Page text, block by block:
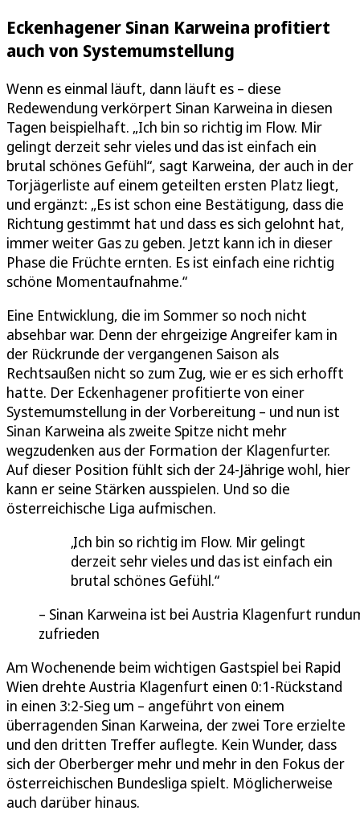
Eckenhagener Sinan Karweina profitiert
auch von Systemumstellung
Wenn es einmal läuft, dann läuft es – diese
Redewendung verkörpert Sinan Karweina in diesen
Tagen beispielhaft. „Ich bin so richtig im Flow. Mir
gelingt derzeit sehr vieles und das ist einfach ein
brutal schönes Gefühl“, sagt Karweina, der auch in der
Torjägerliste auf einem geteilten ersten Platz liegt,
und ergänzt: „Es ist schon eine Bestätigung, dass die
Richtung gestimmt hat und dass es sich gelohnt hat,
immer weiter Gas zu geben. Jetzt kann ich in dieser
Phase die Früchte ernten. Es ist einfach eine richtig
schöne Momentaufnahme.“
Eine Entwicklung, die im Sommer so noch nicht
absehbar war. Denn der ehrgeizige Angreifer kam in
der Rückrunde der vergangenen Saison als
Rechtsaußen nicht so zum Zug, wie er es sich erhofft
hatte. Der Eckenhagener profitierte von einer
Systemumstellung in der Vorbereitung – und nun ist
Sinan Karweina als zweite Spitze nicht mehr
wegzudenken aus der Formation der Klagenfurter.
Auf dieser Position fühlt sich der 24-Jährige wohl, hier
kann er seine Stärken ausspielen. Und so die
österreichische Liga aufmischen.
Ich bin so richtig im Flow. Mir gelingt
derzeit sehr vieles und das ist einfach ein
brutal schönes Gefühl.
Sinan Karweina ist bei Austria Klagenfurt
zufrieden
Am Wochenende beim wichtigen Gastspiel bei Rapid
Wien drehte Austria Klagenfurt einen 0:1-Rückstand
in einen 3:2-Sieg um – angeführt von einem
überragenden Sinan Karweina, der zwei Tore erzielte
und den dritten Treffer auflegte. Kein Wunder, dass
sich der Oberberger mehr und mehr in den Fokus der
österreichischen Bundesliga spielt. Möglicherweise
auch darüber hinaus.